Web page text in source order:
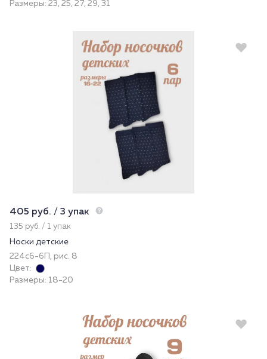
Размеры: 23, 25, 27, 29, 31
405 руб. / 3 упак
135 руб. / 1 упак
Носки детские
224с6-6П, рис. 8
Цвет:
Размеры: 18-20